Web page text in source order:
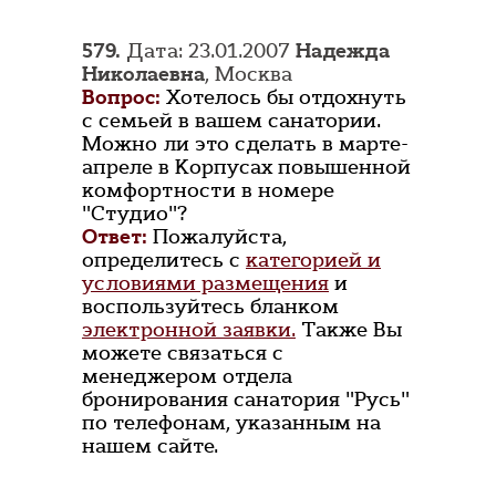
579. Дата: 23.01.2007 Надежда
Николаевна, Москва
Вопрос: Хотелось бы отдохнуть
с семьей в вашем санатории.
Можно ли это сделать в марте-
апреле в Корпусах повышенной
комфортности в номере
"Студио"?
Ответ: Пожалуйста,
определитесь с категорией и
условиями размещения и
воспользуйтесь бланком
электронной заявки. Также Вы
можете связаться с
менеджером отдела
бронирования санатория "Русь"
по телефонам, указанным на
нашем сайте.